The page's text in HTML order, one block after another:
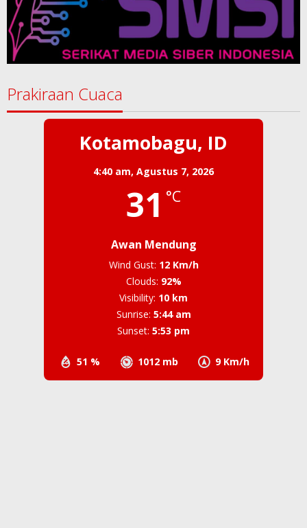
Prakiraan Cuaca
Kotamobagu, ID
4:40 am, Agustus 7, 2026
31 °C
Awan Mendung
51 % 1012 mb 9 Km/h
Wind Gust: 12 Km/h
Clouds: 92%
Visibility: 10 km
Sunrise: 5:44 am
Sunset: 5:53 pm